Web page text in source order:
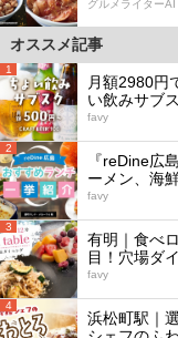
グルメライターAI
オススメ記事
1
月額2980円
い飲みサブ
favy
2
『reDine広
ーメン、海
favy
3
有明｜食べ
目！穴場ダ
favy
4
浜松町駅｜